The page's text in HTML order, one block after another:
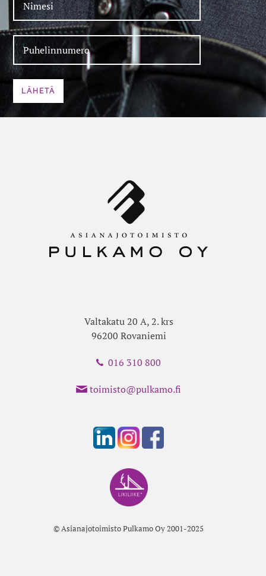
Valtakatu 20 A, 2. krs
96200 Rovaniemi
016 310 800
toimisto@pulkamo.fi
© Asianajotoimisto Pulkamo Oy 2001-2025